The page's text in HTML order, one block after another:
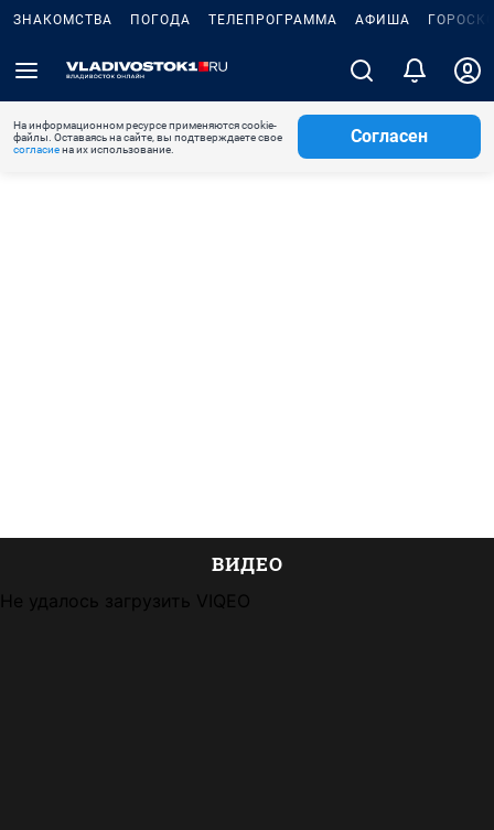
ЗНАКОМСТВА ПОГОДА ТЕЛЕПРОГРАММА АФИША
На информационном ресурсе применяются cookie-
файлы. Оставаясь на сайте, вы подтверждаете свое
согласиена их использование.
Согласен
ВИДЕО
Не удалось загрузить VIQEO